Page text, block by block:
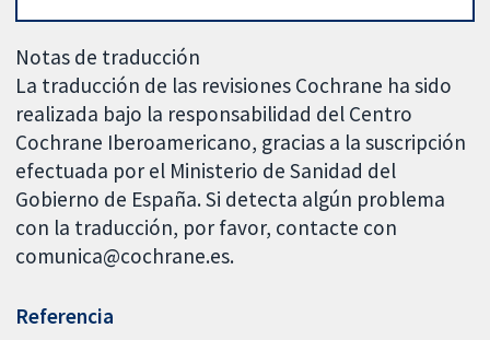
Notas de traducción
La traducción de las revisiones Cochrane ha sido
realizada bajo la responsabilidad del Centro
Cochrane Iberoamericano, gracias a la suscripción
efectuada por el Ministerio de Sanidad del
Gobierno de España. Si detecta algún problema
con la traducción, por favor, contacte con
comunica@cochrane.es.
Referencia